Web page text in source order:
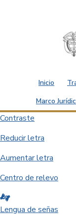
Saltar al contenido
Inicio
Marco
Contraste
Reducir letra
Aumentar letra
Centro de relevo
Lengua de señas